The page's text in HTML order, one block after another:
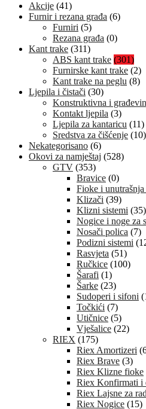
Akcije (41)
Furnir i rezana građa (6)
Furniri (5)
Rezana građa (0)
Kant trake (311)
ABS kant trake (301)
Furnirske kant trake (2)
Kant trake na peglu (8)
Ljepila i čistači (30)
Konstruktivna i
Kontakt ljepila (3)
Ljepila za kantaricu (11)
Sredstva za čišćenje (10)
Nekategorisano (6)
Okovi za namještaj (528)
GTV (353)
Bravice (0)
Fioke i unutrašnja
Klizači (39)
Klizni sistemi (35)
Nogice i noge za
Nosači polica (7)
Podizni sistemi
Rasvjeta (51)
Ručkice (100)
Šarafi (1)
Šarke (23)
Sudoperi i sifoni
Točkići (7)
Utičnice (5)
Vješalice (22)
RIEX (175)
Riex Amortizeri
Riex Brave (3)
Riex Klizne fioke
Riex Konfirmati i
Riex Lajsne za
Riex Nogice (15)